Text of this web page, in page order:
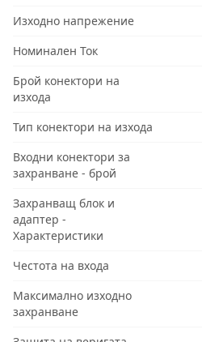
Изходно напрежение
Номинален Ток
Брой конектори на
изхода
Тип конектори на изхода
Входни конектори за
захранване - брой
Захранващ блок и
адаптер -
Характеристики
Честота на входа
Максимално изходно
захранване